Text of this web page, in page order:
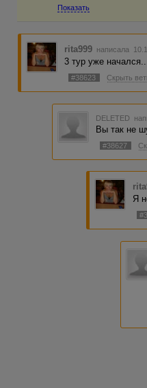
Показать
rita999 написала
3 тур уже
#38623 Скрыть
DELETED
Вы так не
#38627
Я